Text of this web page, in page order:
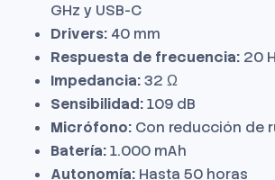
GHz y USB-C
Drivers: 40 mm
Respuesta de frecuencia: 20
Impedancia:32 Ω
Sensibilidad:109 dB
Micrófono: Con reducción de
Batería:1.000 mAh
Autonomía: Hasta 50 horas